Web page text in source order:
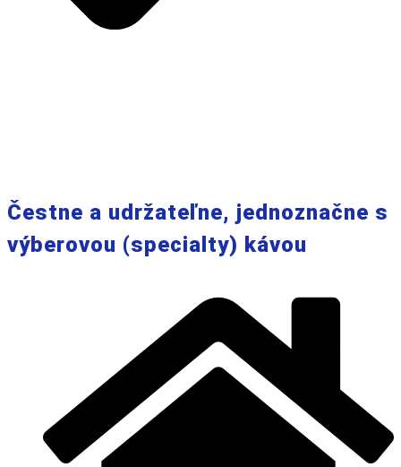
Čestne a udržateľne, jednoznačne s
výberovou (specialty) kávou